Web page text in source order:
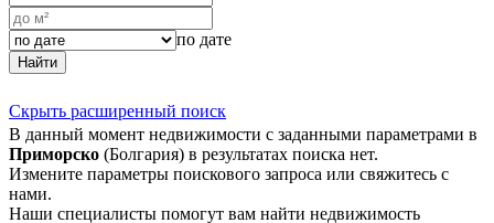
по дате
Найти
Скрыть расширенный поиск
В данный момент недвижимости с заданными параметрами в
Приморско (Болгария) в результатах поиска нет.
Измените параметры поискового запроса или свяжитесь с
нами.
Наши специалисты помогут вам найти недвижимость